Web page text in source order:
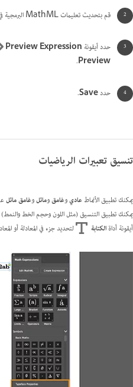
قم بتحديث تعليمات MathML البرمجية في قسم
حدد أيقونةPreview Expression
Preview
.
حددSave
.
تنسيق تعبيرات الرياضيات
يمكنك تطبيق الأنماطعاديوغامقومائلوغامق مائل
يمكنك تطبيق التنسيق (مثل اللون وحجم الخط والنمط)
أيقونة أداةالكتابة لتحديد جزء في المعادلة أو